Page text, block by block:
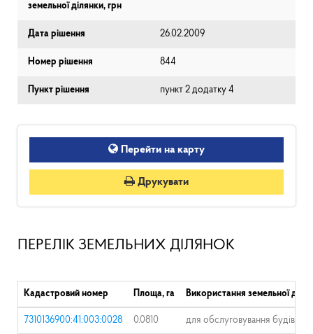
земельної ділянки, грн
Дата рішення 26.02.2009
Номер рішення 844
Пункт рішення пункт 2 додатку 4
Перейти на карту
Друкувати
ПЕРЕЛІК ЗЕМЕЛЬНИХ ДІЛЯНОК
Кадастровий номер Площа, га Використання земельної
7310136900:41:003:0028 0.0810 для обслуговування будівель